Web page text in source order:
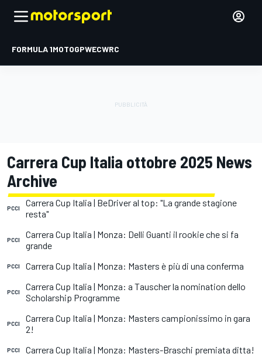
FORMULA 1MOTOGPWECWRC
Carrera Cup Italia ottobre 2025 News
Archive
PCCI
Carrera Cup Italia | BeDriver al top: "La grande stagione
resta"
PCCI
Carrera Cup Italia | Monza: Delli Guanti il rookie che si fa
grande
PCCI Carrera Cup Italia | Monza: Masters è più di una conferma
PCCI
Carrera Cup Italia | Monza: a Tauscher la nomination dello
Scholarship Programme
PCCI
Carrera Cup Italia | Monza: Masters campionissimo in gara
2!
PCCI Carrera Cup Italia | Monza: Masters-Braschi premiata ditta!